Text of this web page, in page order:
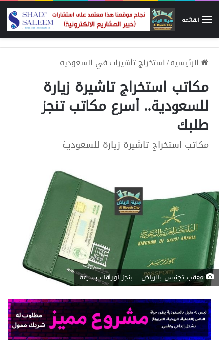
القائمة
الرئيسية/استخراج تأشيرات في السعودية
مكاتب استخراج تاشيرة زيارة
للسعودية.. أسرع مكاتب تنجز
طلبك
مكاتب استخراج تاشيرة زيارة للسعودية
معقب تجنيس بالرياض... ينجز أوراقك بسرعة